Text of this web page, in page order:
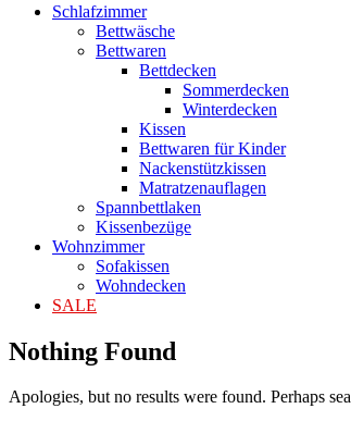
Schlafzimmer
Bettwäsche
Bettwaren
Bettdecken
Sommerdecken
Winterdecken
Kissen
Bettwaren für Kinder
Nackenstützkissen
Matratzenauflagen
Spannbettlaken
Kissenbezüge
Wohnzimmer
Sofakissen
Wohndecken
SALE
Nothing Found
Apologies, but no results were found. Perhaps